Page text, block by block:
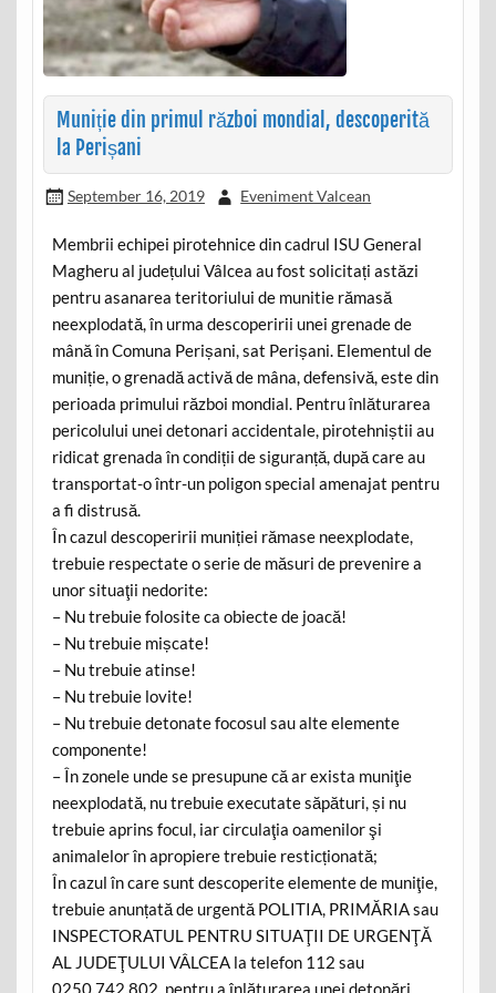
Muniție din primul război mondial, descoperită
la Perișani
September 16, 2019 Eveniment Valcean
Membrii echipei pirotehnice din cadrul ISU General
Magheru al județului Vâlcea au fost solicitați astăzi
pentru asanarea teritoriului de munitie rămasă
neexplodată, în urma descoperirii unei grenade de
mână în Comuna Perișani, sat Perișani. Elementul de
muniție, o grenadă activă de mâna, defensivă, este din
perioada primului război mondial. Pentru înlăturarea
pericolului unei detonari accidentale, pirotehniștii au
ridicat grenada în condiții de siguranță, după care au
transportat-o într-un poligon special amenajat pentru
a fi distrusă.
În cazul descoperirii muniției rămase neexplodate,
trebuie respectate o serie de măsuri de prevenire a
unor situaţii nedorite:
– Nu trebuie folosite ca obiecte de joacă!
– Nu trebuie mișcate!
– Nu trebuie atinse!
– Nu trebuie lovite!
– Nu trebuie detonate focosul sau alte elemente
componente!
– În zonele unde se presupune că ar exista muniţie
neexplodată, nu trebuie executate săpături, și nu
trebuie aprins focul, iar circulaţia oamenilor şi
animalelor în apropiere trebuie resticționată;
În cazul în care sunt descoperite elemente de muniţie,
trebuie anunțată de urgentă POLITIA, PRIMĂRIA sau
INSPECTORATUL PENTRU SITUAŢII DE URGENŢĂ
AL JUDEŢULUI VÂLCEA la telefon 112 sau
0250.742.802, pentru a înlăturarea unei detonări